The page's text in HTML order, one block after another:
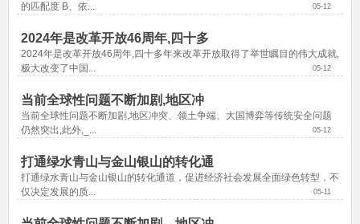
的匹配度 B、依...
05-12
2024年是改革开放46周年,四十多
2024年是改革开放46周年,四十多年来改革开放取得了举世瞩目的伟大成就,
极大改变了中国...
05-12
当前全球性问题不断加剧,地区冲
当前全球性问题不断加剧,地区冲突、领土争端、大国博弈等传统安全问题
仍然突出,此外,_...
05-12
打通绿水青山与金山银山的转化通
打通绿水青山与金山银山的转化通道，促进经济社会发展全面绿色转型，不
仅决定发展的质...
05-11